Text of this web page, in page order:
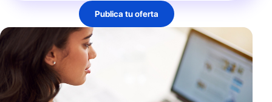
Publica tu oferta